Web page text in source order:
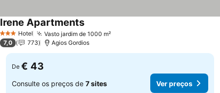
3 EstrelasHotel Vasto jardim de 1000 m²
Irene Apartments
7,0 773 Agios Gordios
De € 43
Consulte os preços de 7 sites Ver preços